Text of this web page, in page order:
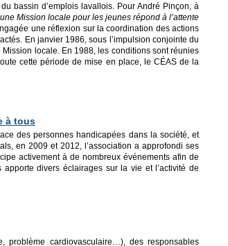
bassin d’emplois lavallois. Pour André Pinçon, à
Mission locale pour les jeunes répond à l’attente
une réflexion sur la coordination des actions
En janvier 1986, sous l’impulsion conjointe du
locale. En 1988, les conditions sont réunies
cette période de mise en place, le CÉAS de la
à tous
des personnes handicapées dans la société, et
en 2009 et 2012, l’association a approfondi ses
activement à de nombreux événements afin de
divers éclairages sur la vie et l’activité de
problème cardiovasculaire…), des responsables